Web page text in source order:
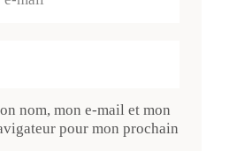
nom, mon e-mail et mon
pour mon prochain